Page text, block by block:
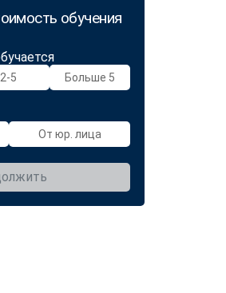
обучения
2-5 Больше 5
От юр. лица